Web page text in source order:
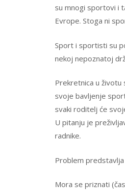
su mnogi sportovi i
Evrope. Stoga ni
Sport i sportisti su
nekoj nepoznatoj
Prekretnica u
svoje bavljenje
svaki roditelj će
U pitanju je
radnike.
Problem
Mora se priznati